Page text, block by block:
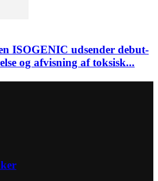
ISOGENIC udsender debut-
og afvisning af toksisk...